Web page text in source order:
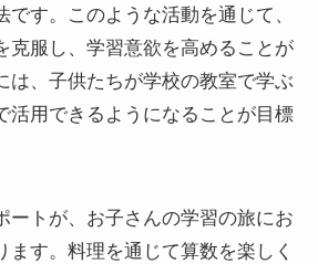
す。このような活動を通じて、
克服し、学習意欲を高めることが
は、子供たちが学校の教室で学ぶ
活用できるようになることが目標
ートが、お子さんの学習の旅にお
ます。料理を通じて算数を楽しく